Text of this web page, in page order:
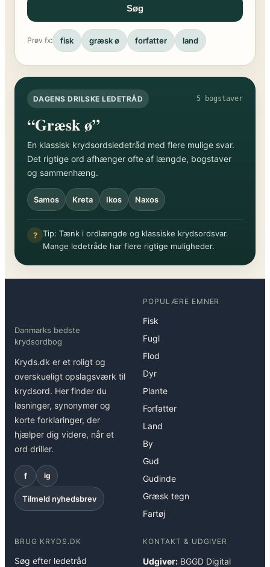
Søg
Prøv fx: fisk græsk ø forfatter land
DAGENS DRILSKE LEDETRÅD 5 bogstaver
“Græsk ø”
En klassisk krydsordsledetråd med flere mulige svar.
Det rigtige ord afhænger ofte af længde, bogstaver
og sammenhæng.
Samos Kreta Ikos Naxos
? Tip: Tænk i ordlængde og klassiske krydsordsvar.
Mange ledetråde har flere rigtige muligheder.
Danmarks bedste
krydsordbog
Kryds.dk er et roligt og
overskueligt opslagsværk til
krydsord. Her finder du
løsninger, synonymer og
korte forklaringer, der
hjælper dig videre, når et
ord driller.
f ig
Tilmeld nyhedsbrev
POPULÆRE EMNER
Fisk
Fugl
Flod
Dyr
Plante
Forfatter
Land
By
Gud
Gudinde
Græsk tegn
Fartøj
BRUG KRYDS.DK
Søg efter ledetråd
KONTAKT & UDGIVER
Udgiver: BGGD Digital